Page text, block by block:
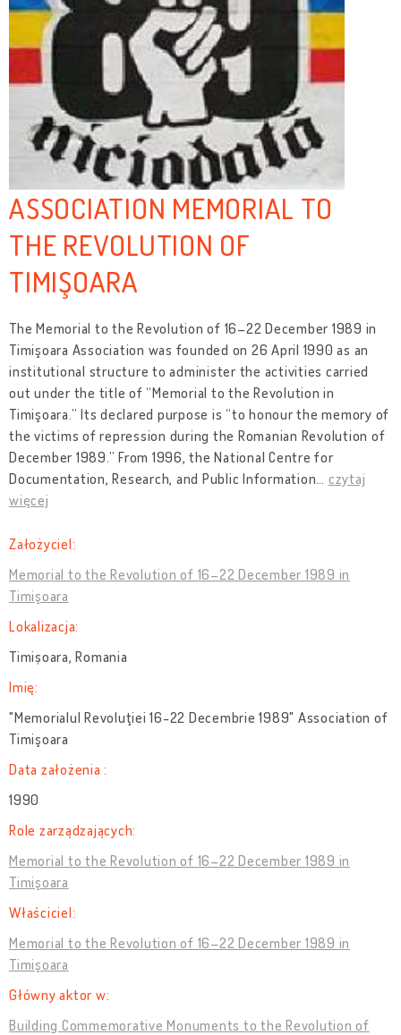
ASSOCIATION MEMORIAL TO
THE REVOLUTION OF
TIMIŞOARA
The Memorial to the Revolution of 16–22 December 1989 in
Timişoara Association was founded on 26 April 1990 as an
institutional structure to administer the activities carried
out under the title of “Memorial to the Revolution in
Timişoara.” Its declared purpose is “to honour the memory of
the victims of repression during the Romanian Revolution of
December 1989.” From 1996, the National Centre for
Documentation, Research, and Public Information… czytaj
więcej
Założyciel:
Memorial to the Revolution of 16–22 December 1989 in
Timişoara
Lokalizacja:
Timișoara, Romania
Imię:
"Memorialul Revoluţiei 16-22 Decembrie 1989" Association of
Timişoara
Data założenia :
1990
Role zarządzających:
Memorial to the Revolution of 16–22 December 1989 in
Timişoara
Właściciel:
Memorial to the Revolution of 16–22 December 1989 in
Timişoara
Główny aktor w:
Building Commemorative Monuments to the Revolution of